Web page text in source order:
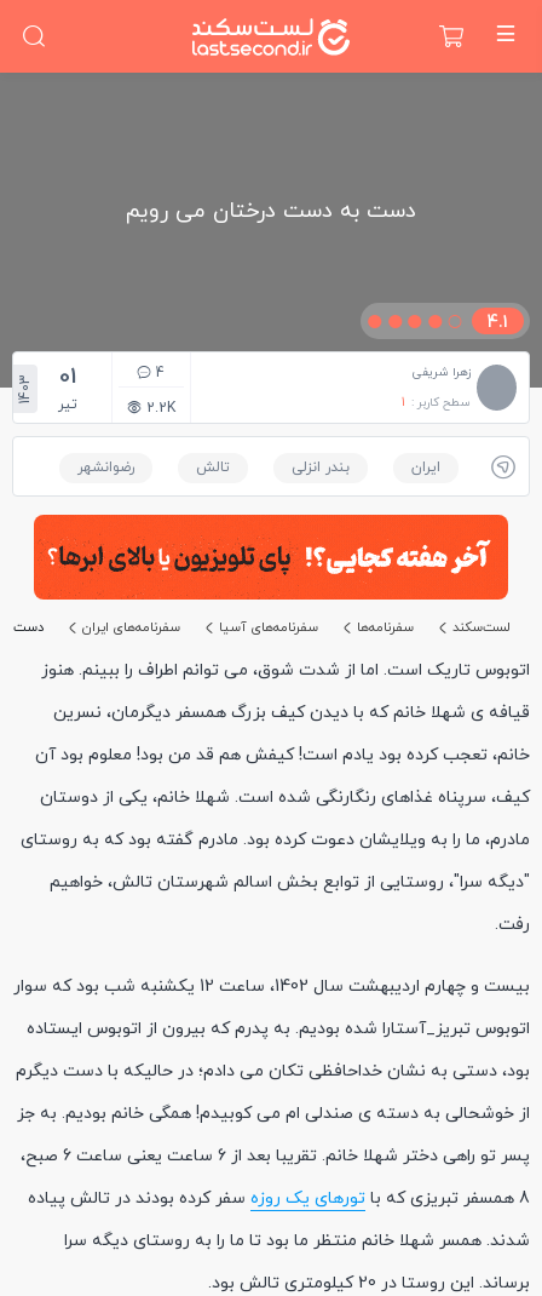
دست به دست درختان می رویم
4.1
زهرا شریفی
سطح کاربر : 1
4
2.2K
01
تیر 1403
ایران بندر انزلی تالش رضوانشهر
لست‌سکند سفرنامه‌ها سفرنامه‌های آسیا سفرنامه‌های ایران دست
اتوبوس تاریک است. اما از شدت شوق، می توانم اطراف را ببینم. هنوز
قیافه ی شهلا خانم که با دیدن کیف بزرگ همسفر دیگرمان، نسرین
خانم، تعجب کرده بود یادم است! کیفش هم قد من بود! معلوم بود آن
کیف، سرپناه غذاهای رنگارنگی شده است. شهلا خانم، یکی از دوستان
مادرم، ما را به ویلایشان دعوت کرده بود. مادرم گفته بود که به روستای
"دیگه سرا"، روستایی از توابع بخش اسالم شهرستان تالش، خواهیم
رفت.
بیست و چهارم اردیبهشت سال 1402، ساعت 12 یکشنبه شب بود که سوار
اتوبوس تبریز_آستارا شده بودیم. به پدرم که بیرون از اتوبوس ایستاده
بود، دستی به نشان خداحافظی تکان می دادم؛ در حالیکه با دست دیگرم
از خوشحالی به دسته ی صندلی ام می کوبیدم! همگی خانم بودیم. به جز
پسر تو راهی دختر شهلا خانم. تقریبا بعد از 6 ساعت یعنی ساعت 6 صبح،
8 همسفر تبریزی که با
تورهای یک روزه سفر کرده بودند در تالش پیاده
شدند. همسر شهلا خانم منتظر ما بود تا ما را به روستای دیگه سرا
برساند. این روستا در 20 کیلومتری تالش بود.